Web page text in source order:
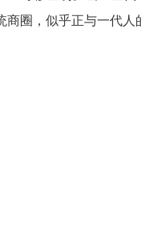
中新网湖
列整齐的商品
时移世易。当
统商圈，似乎正